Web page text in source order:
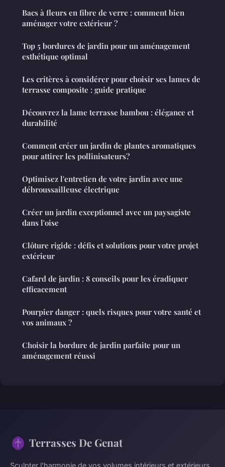
Bacs à fleurs en fibre de verre : comment bien
aménager votre extérieur ?
Top 5 bordures de jardin pour un aménagement
esthétique optimal
Les critères à considérer pour choisir ses lames de
terrasse composite : guide pratique
Découvrez la lame terrasse bambou : élégance et
durabilité
Comment créer un jardin de plantes aromatiques
pour attirer les pollinisateurs?
Optimisez l'entretien de votre jardin avec une
débroussailleuse électrique
Créer un jardin exceptionnel avec un paysagiste
dans l'oise
Clôture rigide : défis et solutions pour votre projet
extérieur
Cafard de jardin : 8 conseils pour les éradiquer
efficacement
Pourpier danger : quels risques pour votre santé et
vos animaux ?
Choisir la bordure de jardin parfaite pour un
aménagement réussi
Terrasses De Genat